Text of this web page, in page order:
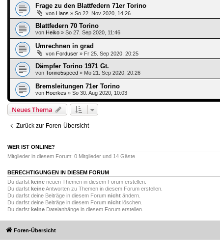
Frage zu den Blattfedern 71er Torino
von Hans » So 22. Nov 2020, 14:26
Blattfedern 70 Torino
von Heiko » So 27. Sep 2020, 11:46
Umrechnen in grad
von Forduser » Fr 25. Sep 2020, 20:25
Dämpfer Torino 1971 Gt.
von Torino5speed » Mo 21. Sep 2020, 20:26
Bremsleitungen 71er Torino
von Hoerkes » So 30. Aug 2020, 10:03
Neues Thema
Zurück zur Foren-Übersicht
WER IST ONLINE?
Mitglieder in diesem Forum: 0 Mitglieder und 14 Gäste
BERECHTIGUNGEN IN DIESEM FORUM
Du darfst keine neuen Themen in diesem Forum erstellen.
Du darfst keineAntworten zu Themen in diesem Forum erstellen.
Du darfst deine Beiträge in diesem Forum nicht ändern.
Du darfst deine Beiträge in diesem Forum nicht löschen.
Du darfst keine Dateianhänge in diesem Forum erstellen.
Foren-Übersicht